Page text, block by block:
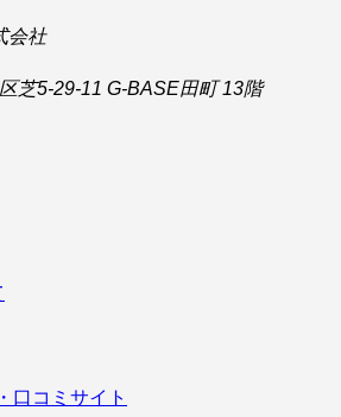
会社
芝5-29-11 G-BASE田町 13階
口コミサイト